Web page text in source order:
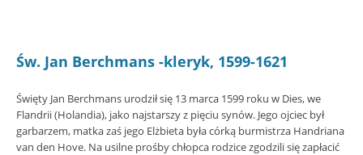
Św. Jan Berchmans -kleryk, 1599-1621
Święty Jan Berchmans urodził się 13 marca 1599 roku w Dies, we
Flandrii (Holandia), jako najstarszy z pięciu synów. Jego ojciec był
garbarzem, matka zaś jego Elżbieta była córką burmistrza Handriana
van den Hove. Na usilne prośby chłopca rodzice zgodzili się zapłacić